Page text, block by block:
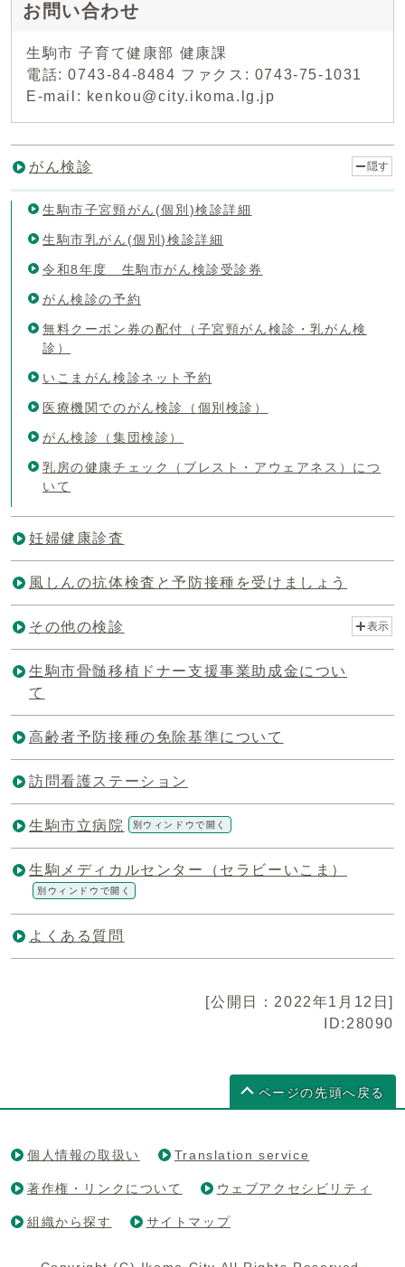
お問い合わせ
生駒市 子育て健康部 健康課
電話: 0743-84-8484 ファクス: 0743-75-1031
E-mail: kenkou@city.ikoma.lg.jp
がん検診 隠す
生駒市子宮頸がん(個別)検診詳細
生駒市乳がん(個別)検診詳細
令和8年度 生駒市がん検診受診券
がん検診の予約
無料クーポン券の配付（子宮頸がん検診・乳がん検
診）
いこまがん検診ネット予約
医療機関でのがん検診（個別検診）
がん検診（集団検診）
乳房の健康チェック（ブレスト・アウェアネス）につ
いて
妊婦健康診査
風しんの抗体検査と予防接種を受けましょう
その他の検診 表示
生駒市骨髄移植ドナー支援事業助成金につい
て
高齢者予防接種の免除基準について
訪問看護ステーション
生駒市立病院 別ウィンドウで開く
生駒メディカルセンター（セラビーいこま）
別ウィンドウで開く
よくある質問
[公開日：2022年1月12日]
ID:28090
ページの先頭へ戻る
個人情報の取扱い Translation service
著作権・リンクについて ウェブアクセシビリティ
組織から探す サイトマップ